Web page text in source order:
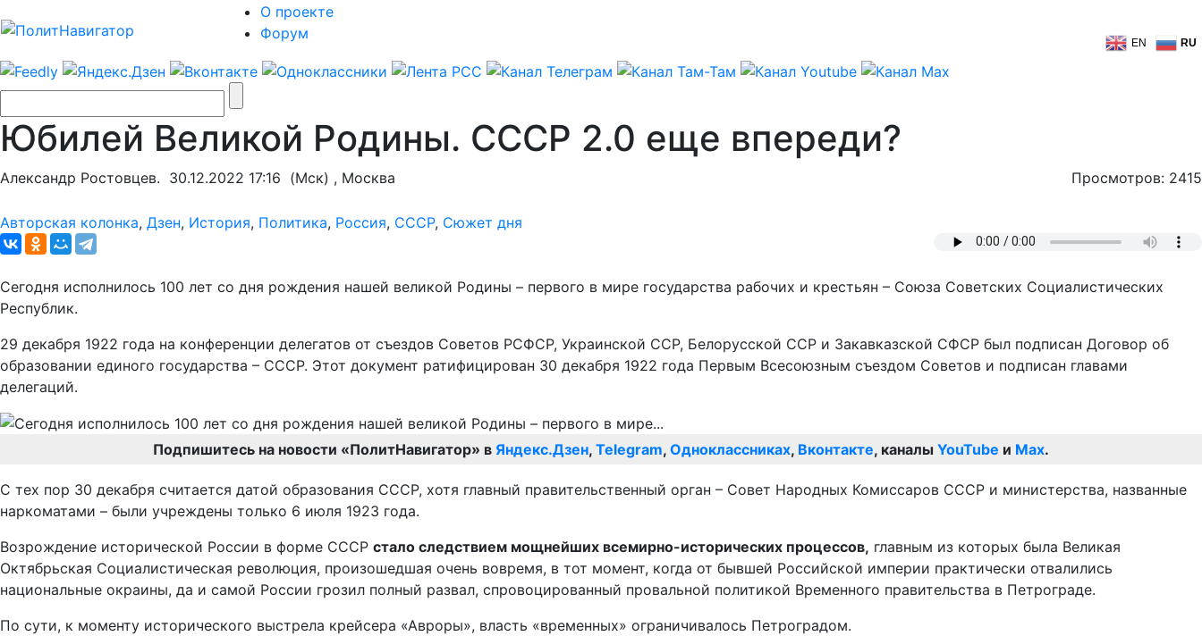
О проекте
Форум
EN RU
Юбилей Великой Родины. СССР 2.0 еще впереди?
Александр Ростовцев. 30.12.2022 17:16 (Мск) , Москва Просмотров: 2415
Авторская колонка, Дзен, История, Политика, Россия, СССР, Сюжет дня
Сегодня исполнилось 100 лет со дня рождения нашей великой Родины – первого в мире государства рабочих и крестьян – Союза Советских Социалистических
Республик.
29 декабря 1922 года на конференции делегатов от съездов Советов РСФСР, Украинской ССР, Белорусской ССР и Закавказской СФСР был подписан Договор об
образовании единого государства – СССР. Этот документ ратифицирован 30 декабря 1922 года Первым Всесоюзным съездом Советов и подписан главами
делегаций.
Подпишитесь на новости «ПолитНавигатор» в Яндекс.Дзен, Telegram, Одноклассниках, Вконтакте, каналы YouTube и Max.
С тех пор 30 декабря считается датой образования СССР, хотя главный правительственный орган – Совет Народных Комиссаров СССР и министерства, названные
наркоматами – были учреждены только 6 июля 1923 года.
Возрождение исторической России в форме СССР стало следствием мощнейших всемирно-исторических процессов, главным из которых была Великая
Октябрьская Социалистическая революция, произошедшая очень вовремя, в тот момент, когда от бывшей Российской империи практически отвалились
национальные окраины, да и самой России грозил полный развал, спровоцированный провальной политикой Временного правительства в Петрограде.
По сути, к моменту исторического выстрела крейсера «Авроры», власть «временных» ограничивалось Петроградом.